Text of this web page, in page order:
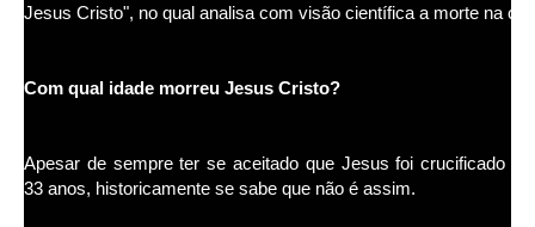
Jesus Cristo", no qual analisa com visão científica a morte na
Com qual idade morreu Jesus Cristo?
Apesar de sempre ter se aceitado que Jesus foi crucificado
33 anos, historicamente se sabe que não é assim.